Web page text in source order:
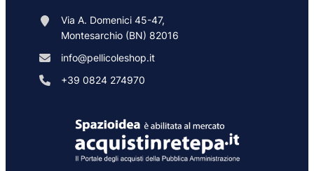
Via A. Domenici 45-47,
Montesarchio (BN) 82016
info@pellicoleshop.it
+39 0824 274970